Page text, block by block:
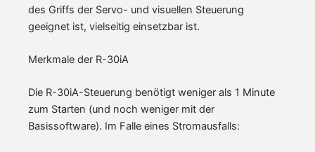
des Griffs der Servo- und visuellen Steuerung
geeignet ist, vielseitig einsetzbar ist.
Merkmale der R-30iA
Die R-30iA-Steuerung benötigt weniger als 1 Minute
zum Starten (und noch weniger mit der
Basissoftware). Im Falle eines Stromausfalls: